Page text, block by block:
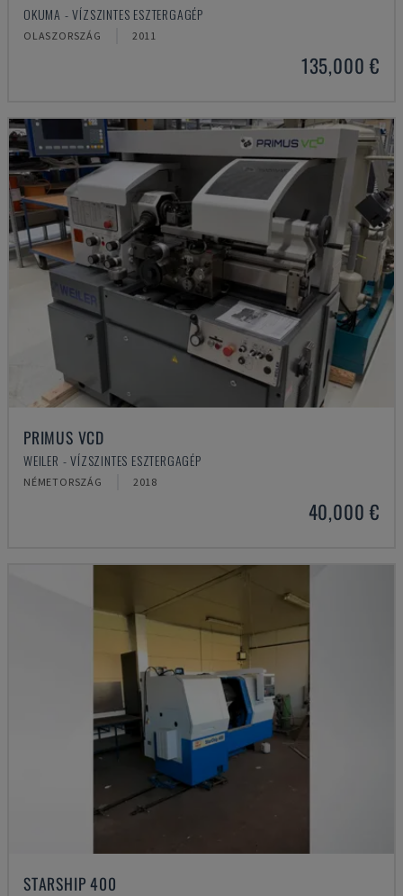
OKUMA - VÍZSZINTES ESZTERGAGÉP
OLASZORSZÁG 2011
135,000 €
PRIMUS VCD
WEILER - VÍZSZINTES ESZTERGAGÉP
NÉMETORSZÁG 2018
40,000 €
STARSHIP 400